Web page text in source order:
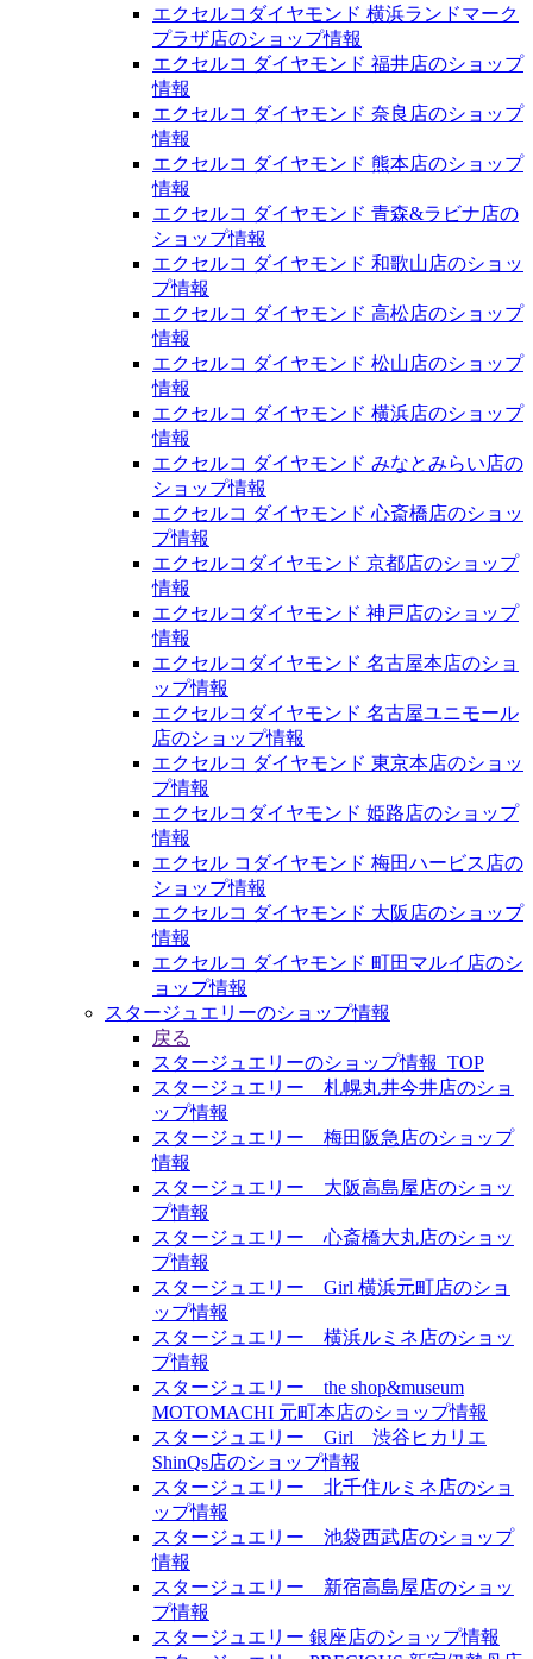
エクセルコダイヤモンド 横浜ランドマーク
プラザ店のショップ情報
エクセルコ ダイヤモンド 福井店のショップ
情報
エクセルコ ダイヤモンド 奈良店のショップ
情報
エクセルコ ダイヤモンド 熊本店のショップ
情報
エクセルコ ダイヤモンド 青森&ラビナ店の
ショップ情報
エクセルコ ダイヤモンド 和歌山店のショッ
プ情報
エクセルコ ダイヤモンド 高松店のショップ
情報
エクセルコ ダイヤモンド 松山店のショップ
情報
エクセルコ ダイヤモンド 横浜店のショップ
情報
エクセルコ ダイヤモンド みなとみらい店の
ショップ情報
エクセルコ ダイヤモンド 心斎橋店のショッ
プ情報
エクセルコダイヤモンド 京都店のショップ
情報
エクセルコダイヤモンド 神戸店のショップ
情報
エクセルコダイヤモンド 名古屋本店のショ
ップ情報
エクセルコダイヤモンド 名古屋ユニモール
店のショップ情報
エクセルコ ダイヤモンド 東京本店のショッ
プ情報
エクセルコダイヤモンド 姫路店のショップ
情報
エクセル コダイヤモンド 梅田ハービス店の
ショップ情報
エクセルコ ダイヤモンド 大阪店のショップ
情報
エクセルコ ダイヤモンド 町田マルイ店のシ
ョップ情報
スタージュエリーのショップ情報
戻る
スタージュエリーのショップ情報_TOP
スタージュエリー 札幌丸井今井店のショ
ップ情報
スタージュエリー 梅田阪急店のショップ
情報
スタージュエリー 大阪高島屋店のショッ
プ情報
スタージュエリー 心斎橋大丸店のショッ
プ情報
スタージュエリー Girl 横浜元町店のショ
ップ情報
スタージュエリー 横浜ルミネ店のショッ
プ情報
スタージュエリー the shop&museum
MOTOMACHI 元町本店のショップ情報
スタージュエリー Girl 渋谷ヒカリエ
ShinQs店のショップ情報
スタージュエリー 北千住ルミネ店のショ
ップ情報
スタージュエリー 池袋西武店のショップ
情報
スタージュエリー 新宿高島屋店のショッ
プ情報
スタージュエリー 銀座店のショップ情報